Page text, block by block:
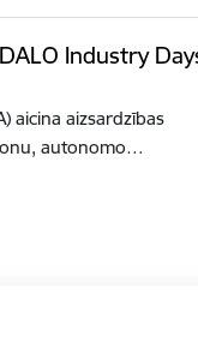
Industry
aicina aizsardzības
autonomo…